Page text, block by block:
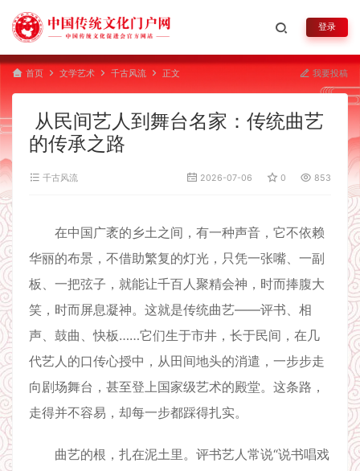
登录
首页 文学艺术 千古风流 正文 我要投稿
从民间艺人到舞台名家：传统曲艺
的传承之路
千古风流 2026-07-06 0 853
在中国广袤的乡土之间，有一种声音，它不依赖
华丽的布景，不借助繁复的灯光，只凭一张嘴、一副
板、一把弦子，就能让千百人聚精会神，时而捧腹大
笑，时而屏息凝神。这就是传统曲艺——评书、相
声、鼓曲、快板……它们生于市井，长于民间，在几
代艺人的口传心授中，从田间地头的消遣，一步步走
向剧场舞台，甚至登上国家级艺术的殿堂。这条路，
走得并不容易，却每一步都踩得扎实。
曲艺的根，扎在泥土里。评书艺人常说“说书唱戏